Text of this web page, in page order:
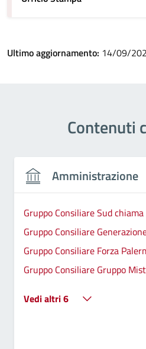
Ultimo aggiornamento: 14/09/
Contenuti
Amministrazione
Gruppo Consiliare Sud
Gruppo Consiliare
Gruppo Consiliare Forza
Gruppo Consiliare Gruppo
Vedi altri 6